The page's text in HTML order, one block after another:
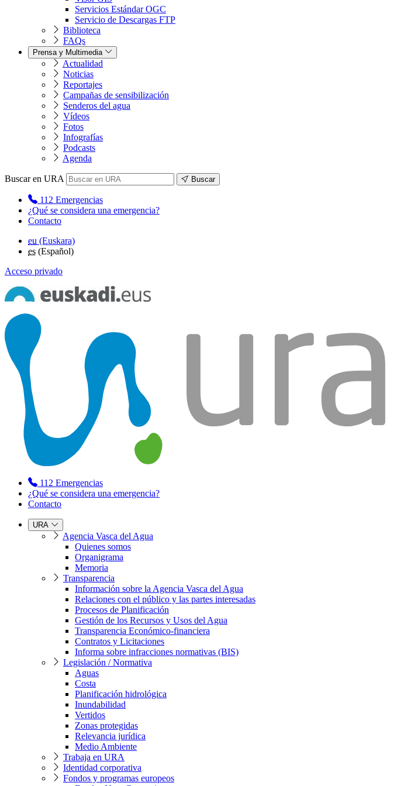
Servicios Estándar OGC
Servicio de Descargas FTP
Biblioteca
FAQs
Prensa y Multimedia
Actualidad
Noticias
Reportajes
Campañas de sensibilización
Senderos del agua
Vídeos
Fotos
Infografías
Podcasts
Agenda
Buscar en URA Buscar
112 Emergencias
¿Qué se considera una emergencia?
Contacto
eu (Euskara)
es (Español)
Acceso privado
112 Emergencias
¿Qué se considera una emergencia?
Contacto
URA
Agencia Vasca del Agua
Quienes somos
Organigrama
Memoria
Transparencia
Información sobre la Agencia Vasca del Agua
Relaciones con el público y las partes interesadas
Procesos de Planificación
Gestión de los Recursos y Usos del Agua
Transparencia Económico-financiera
Contratos y Licitaciones
Informa sobre infracciones normativas (BIS)
Legislación / Normativa
Aguas
Costa
Planificación hidrológica
Inundabilidad
Vertidos
Zonas protegidas
Relevancia jurídica
Medio Ambiente
Trabaja en URA
Identidad corporativa
Fondos y programas europeos